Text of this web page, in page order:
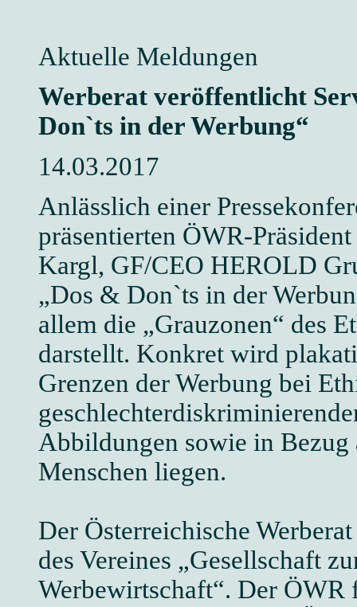
Aktuelle Meldungen
Werberat veröffentlicht
Don`ts in der Werbung“
14.03.2017
Anlässlich einer
präsentierten ÖWR-
Kargl, GF/CEO HEROLD
„Dos & Don`ts in der
allem die „Grauzonen“ des
darstellt. Konkret wird
Grenzen der Werbung bei
Abbildungen sowie in
Menschen liegen.
Der Österreichische
des Vereines „Gesellschaft
Werbewirtschaft“. Der